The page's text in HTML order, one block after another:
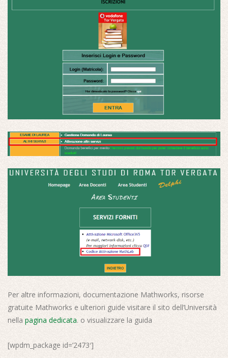
Per altre informazioni, documentazione Mathworks, risorse
gratuite Mathworks e ulteriori guide visitare il sito dell’Università
nella pagina dedicata. o visualizzare la guida
[wpdm_package id=’2473′]